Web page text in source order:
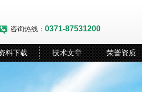
咨询热线： 0371-87531200
料下载 技术文章 荣誉资质